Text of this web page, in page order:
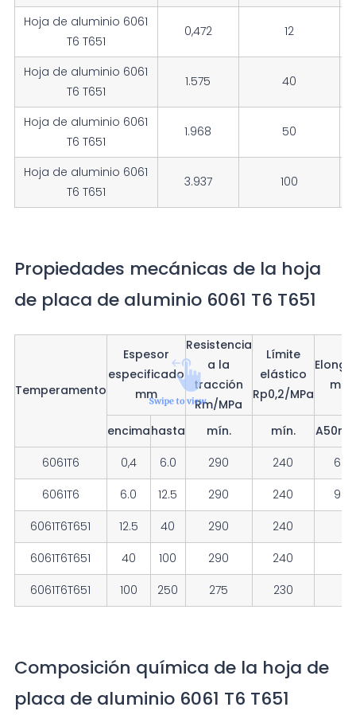
Hoja de aluminio 6061
T6 T651
0,472 12
Hoja de aluminio 6061
T6 T651
1.575 40
Hoja de aluminio 6061
T6 T651
1.968 50
Hoja de aluminio 6061
T6 T651
3.937 100
Propiedades mecánicas de la hoja
de placa de aluminio 6061 T6 T651
Temperamento
Espesor
especificado
mm
Resistencia
a la
tracción
Rm/MPa
Límite
elástico
Rp0,2/MPa
encimahasta mín. mín.
6061T6
0,4 6.0 290 240
6
6061T6
6.0 12.5 290 240
9
6061T6T651
12.5 40 290
240
6061T6T651
40 100 290
240
6061T6T651
100 250 275 230
Composición química de la hoja de
placa de aluminio 6061 T6 T651